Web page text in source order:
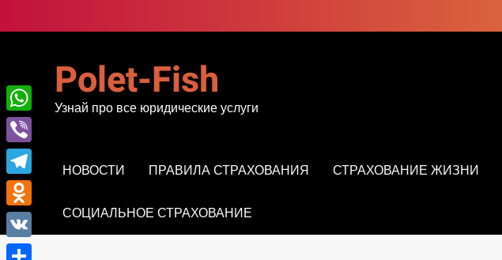
к
Polet-Fish
Узнай про все юридические услуги
НОВОСТИ ПРАВИЛА СТРАХОВАНИЯ СТРАХОВАНИЕ ЖИЗНИ
СОЦИАЛЬНОЕ СТРАХОВАНИЕ
WhatsApp
Viber
Telegram
Odnoklassniki
VK